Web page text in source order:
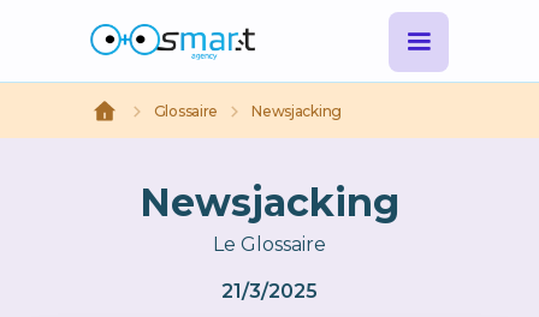
Glossaire Newsjacking
Newsjacking
Le Glossaire
21/3/2025